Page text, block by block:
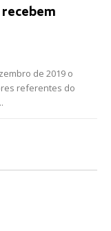
de 2019 o
referentes do